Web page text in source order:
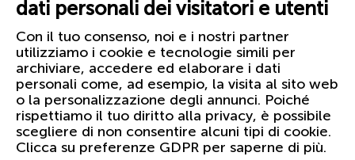
dati personali dei visitatori e utenti
Con il tuo consenso, noi e i nostri partner
utilizziamo i cookie e tecnologie simili per
archiviare, accedere ed elaborare i dati
personali come, ad esempio, la visita al sito web
o la personalizzazione degli annunci. Poiché
rispettiamo il tuo diritto alla privacy, è possibile
scegliere di non consentire alcuni tipi di cookie.
Clicca su preferenze GDPR per saperne di più.